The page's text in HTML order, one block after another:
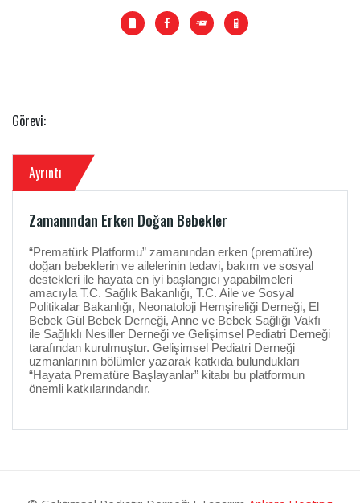
Görevi:
Ayrıntı
Zamanından Erken Doğan Bebekler
“Prematürk Platformu” zamanından erken (prematüre)
doğan bebeklerin ve ailelerinin tedavi, bakım ve sosyal
destekleri ile hayata en iyi başlangıcı yapabilmeleri
amacıyla T.C. Sağlık Bakanlığı, T.C. Aile ve Sosyal
Politikalar Bakanlığı, Neonatoloji Hemşireliği Derneği, El
Bebek Gül Bebek Derneği, Anne ve Bebek Sağlığı Vakfı
ile Sağlıklı Nesiller Derneği ve Gelişimsel Pediatri Derneği
tarafından kurulmuştur. Gelişimsel Pediatri Derneği
uzmanlarının bölümler yazarak katkıda bulundukları
“Hayata Prematüre Başlayanlar” kitabı bu platformun
önemli katkılarındandır.